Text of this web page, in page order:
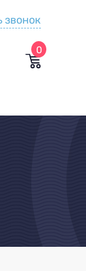
звонок
0